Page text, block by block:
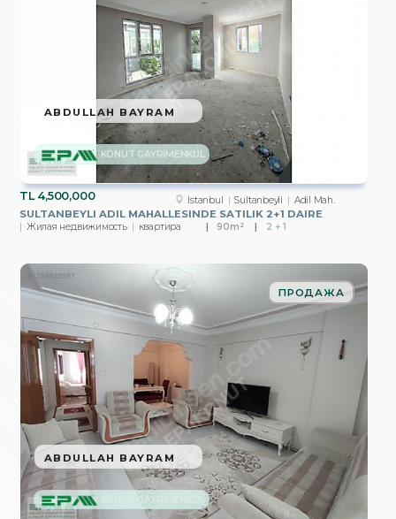
TL4,500,000 Istanbul Sultanbeyli Adil Mah.
SULTANBEYLI ADIL MAHALLESINDE SATILIK 2+1 DAIRE
Жилая недвижимость квартира 90m² 2 + 1
KONUT GAYRİMENKUL
ABDULLAH BAYRAM
ПРОДАЖА
KONUT GAYRİMENKUL
ABDULLAH BAYRAM